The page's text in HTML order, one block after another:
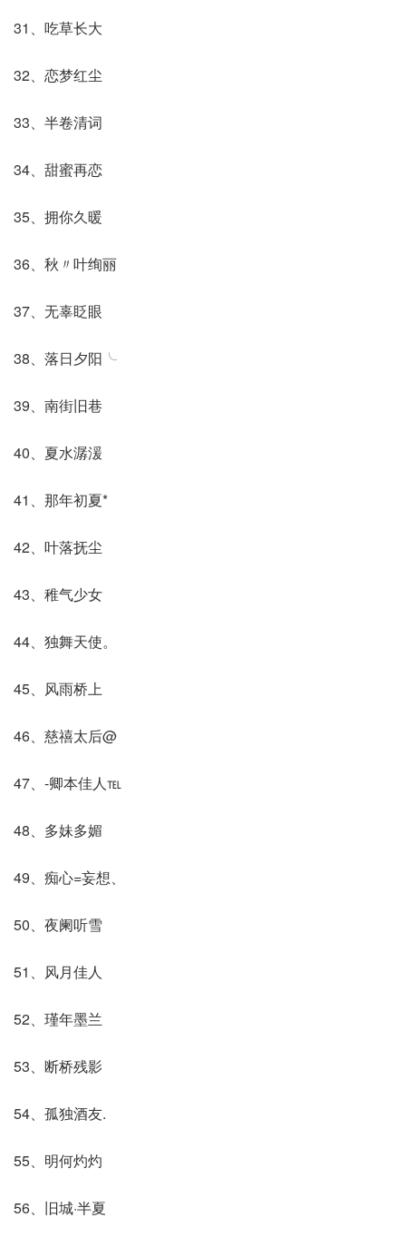
31、吃草长大
32、恋梦红尘
33、半卷清词
34、甜蜜再恋
35、拥你久暖
36、秋〃叶绚丽
37、无辜眨眼
38、落日夕阳╰
39、南街旧巷
40、夏水潺湲
41、那年初夏*
42、叶落抚尘
43、稚气少女
44、独舞天使。
45、风雨桥上
46、慈禧太后@
47、-卿本佳人℡
48、多妹多媚
49、痴心=妄想、
50、夜阑听雪
51、风月佳人
52、瑾年墨兰
53、断桥残影
54、孤独酒友.
55、明何灼灼
56、旧城·半夏